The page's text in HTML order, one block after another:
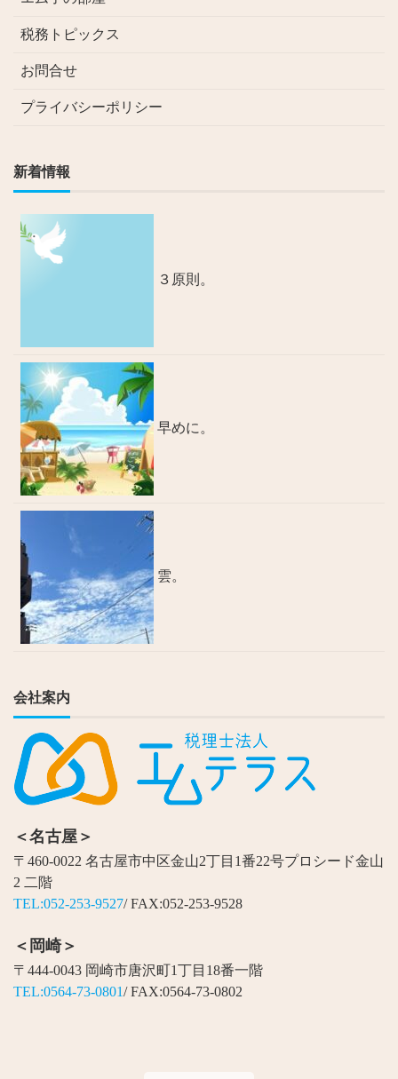
税務トピックス
お問合せ
プライバシーポリシー
新着情報
３原則。
早めに。
雲。
会社案内
＜名古屋＞
〒460-0022 名古屋市中区金山2丁目1番22号プロシード金山
2 二階
TEL:052-253-9527/ FAX:052-253-9528
＜岡崎＞
〒444-0043 岡崎市唐沢町1丁目18番一階
TEL:0564-73-0801/ FAX:0564-73-0802